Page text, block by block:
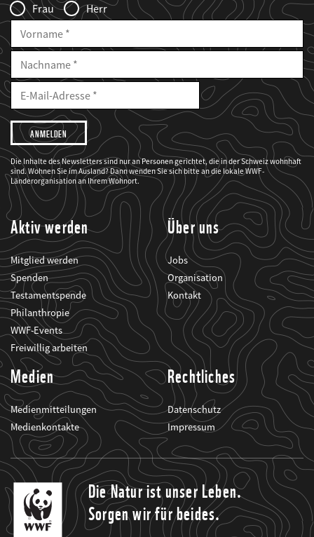
Frau
Herr
Vorname
Nachname
E-
Mailadresse
E-
Adresse
Ich
möchte,
dass
der
WWF
mich
über
seine
Projekte
informiert.
Die Inhalte des Newsletters sind nur an Personen gerichtet, die in der Schweiz wohnhaft
sind. Wohnen Sie im Ausland? Dann wenden Sie sich bitte an die lokale WWF-
Länderorganisation an Ihrem Wohnort.
Aktiv werden
Mitglied werden
Spenden
Testamentspende
Philanthropie
WWF-Events
Freiwillig arbeiten
Über uns
Jobs
Organisation
Kontakt
Medien
Medienmitteilungen
Medienkontakte
Rechtliches
Datenschutz
Impressum
Die Natur ist unser Leben.
Sorgen wir für beides.